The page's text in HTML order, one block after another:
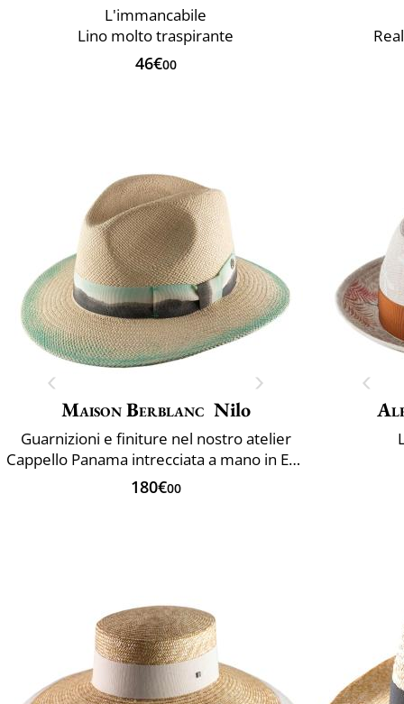
L'immancabile
Lino molto traspirante
46€00
Maison Berblanc Nilo
Guarnizioni e finiture nel nostro atelier
Cappello Panama intrecciata a mano in Ecuador
180€00